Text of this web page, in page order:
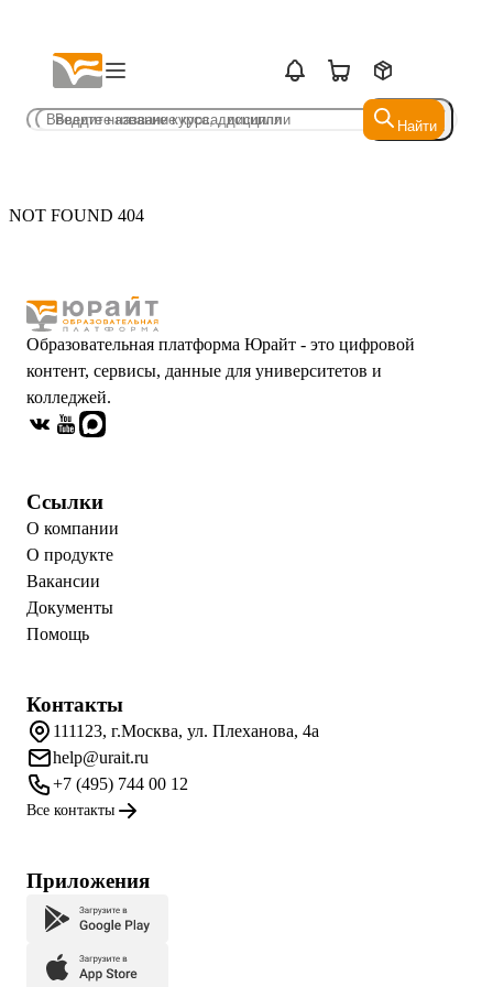
Найти
Найти
NOT FOUND 404
Образовательная платформа Юрайт - это цифровой
контент, сервисы, данные для университетов и
колледжей.
Ссылки
О компании
О продукте
Вакансии
Документы
Помощь
Контакты
111123, г.Москва, ул. Плеханова, 4а
help@urait.ru
+7 (495) 744 00 12
Все контакты
Приложения